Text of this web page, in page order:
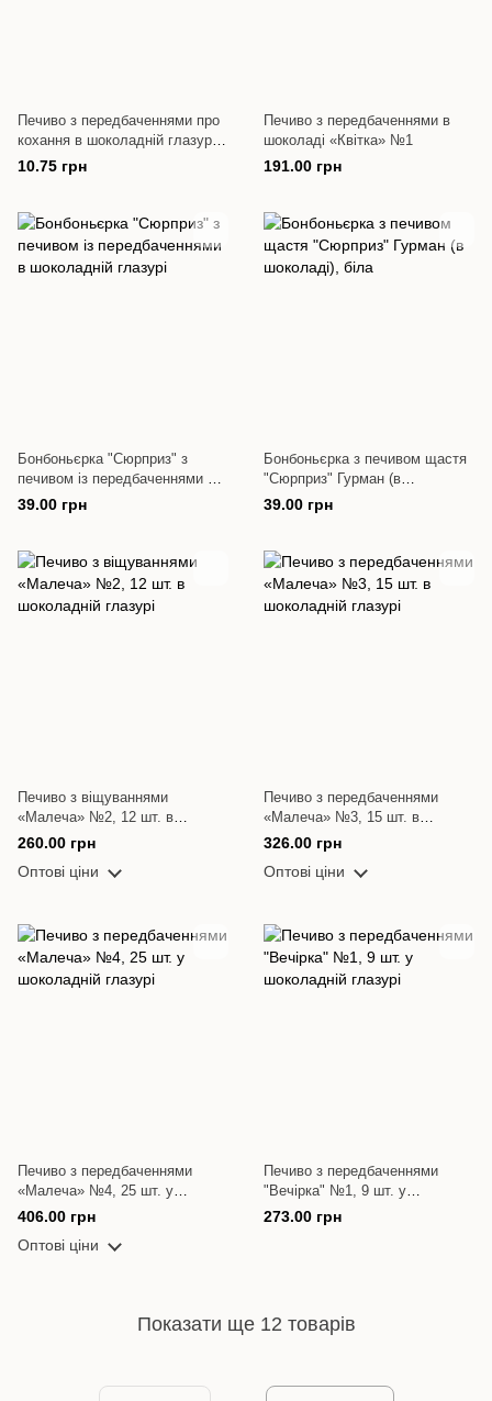
Печиво з передбаченнями про
кохання в шоколадній глазурі
«Гурман», від 20 шт.
10.75 грн
Печиво з передбаченнями в
шоколаді «Квітка» №1
191.00 грн
Бонбоньєрка "Сюрприз" з
печивом із передбаченнями в
шоколадній глазурі
39.00 грн
Бонбоньєрка з печивом щастя
"Сюрприз" Гурман (в
шоколаді), біла
39.00 грн
Печиво з віщуваннями
«Малеча» №2, 12 шт. в
шоколадній глазурі
260.00 грн
Оптові ціни
Печиво з передбаченнями
«Малеча» №3, 15 шт. в
шоколадній глазурі
326.00 грн
Оптові ціни
Печиво з передбаченнями
«Малеча» №4, 25 шт. у
шоколадній глазурі
406.00 грн
Оптові ціни
Печиво з передбаченнями
"Вечірка" №1, 9 шт. у
шоколадній глазурі
273.00 грн
Показати ще 12 товарів